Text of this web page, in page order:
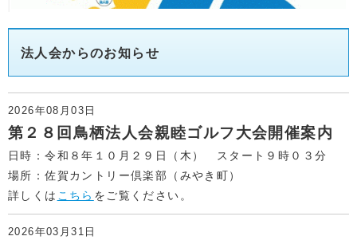
法人会からのお知らせ
2026年08月03日
第２８回鳥栖法人会親睦ゴルフ大会開催案内
日時：令和８年１０月２９日（木） スタート９時０３分
場所：佐賀カントリー倶楽部（みやき町）
詳しくは こちら をご覧ください。
2026年03月31日